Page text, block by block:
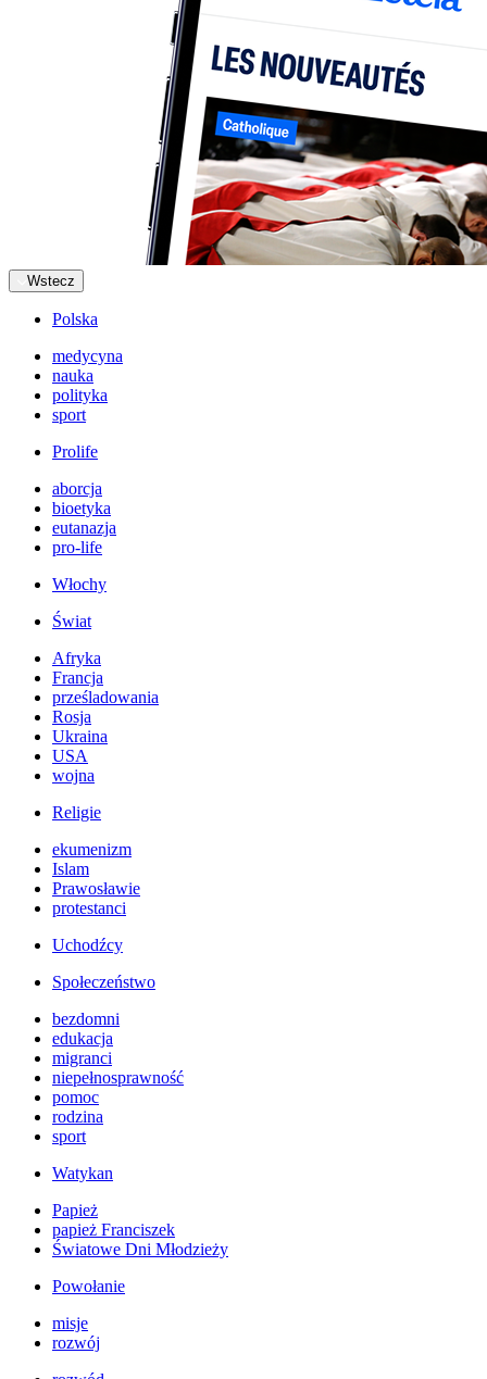
Wstecz
Polska
medycyna
nauka
polityka
sport
Prolife
aborcja
bioetyka
eutanazja
pro-life
Włochy
Świat
Afryka
Francja
prześladowania
Rosja
Ukraina
USA
wojna
Religie
ekumenizm
Islam
Prawosławie
protestanci
Uchodźcy
Społeczeństwo
bezdomni
edukacja
migranci
niepełnosprawność
pomoc
rodzina
sport
Watykan
Papież
papież Franciszek
Światowe Dni Młodzieży
Powołanie
misje
rozwój